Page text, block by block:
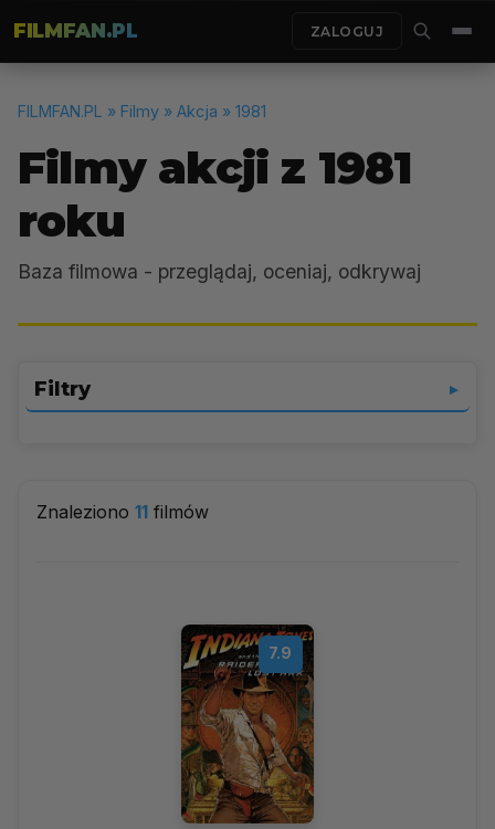
FILMFAN.PL ZALOGUJ
FILMFAN.PL » Filmy » Akcja » 1981
Filmy akcji z 1981
roku
Baza filmowa - przeglądaj, oceniaj, odkrywaj
Filtry ▼
Znaleziono 11 filmów
7.9